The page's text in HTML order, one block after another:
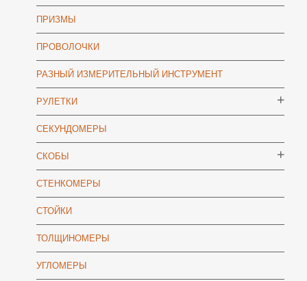
ПРИЗМЫ
ПРОВОЛОЧКИ
РАЗНЫЙ ИЗМЕРИТЕЛЬНЫЙ ИНСТРУМЕНТ
РУЛЕТКИ
СЕКУНДОМЕРЫ
СКОБЫ
СТЕНКОМЕРЫ
СТОЙКИ
ТОЛЩИНОМЕРЫ
УГЛОМЕРЫ